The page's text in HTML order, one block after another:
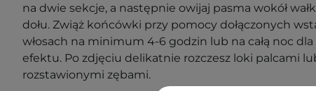
na dwie sekcje, a następnie owijaj pasma wokół
dołu. Zwiąż końcówki przy pomocy dołączonych
włosach na minimum 4-6 godzin lub na całą noc
efektu. Po zdjęciu delikatnie rozczesz loki palcami
rozstawionymi zębami.